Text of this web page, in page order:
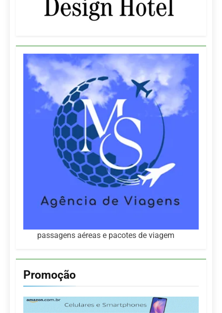
passagens aéreas e pacotes de viagem
Promoção